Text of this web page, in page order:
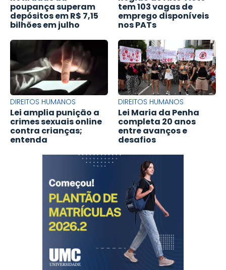
poupança superam
depósitos em R$ 7,15
bilhões em julho
tem 103 vagas de
emprego disponíveis
nos PATs
DIREITOS HUMANOS
Lei amplia punição a
crimes sexuais online
contra crianças;
entenda
DIREITOS HUMANOS
Lei Maria da Penha
completa 20 anos
entre avanços e
desafios